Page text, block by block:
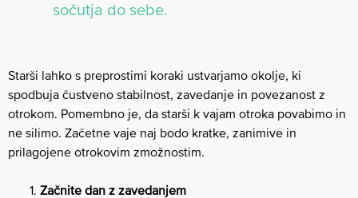
sočutja do sebe.
Starši lahko s preprostimi koraki ustvarjamo okolje, ki
spodbuja čustveno stabilnost, zavedanje in povezanost z
otrokom. Pomembno je, da starši k vajam otroka povabimo in
ne silimo. Začetne vaje naj bodo kratke, zanimive in
prilagojene otrokovim zmožnostim.
Začnite dan z zavedanjem